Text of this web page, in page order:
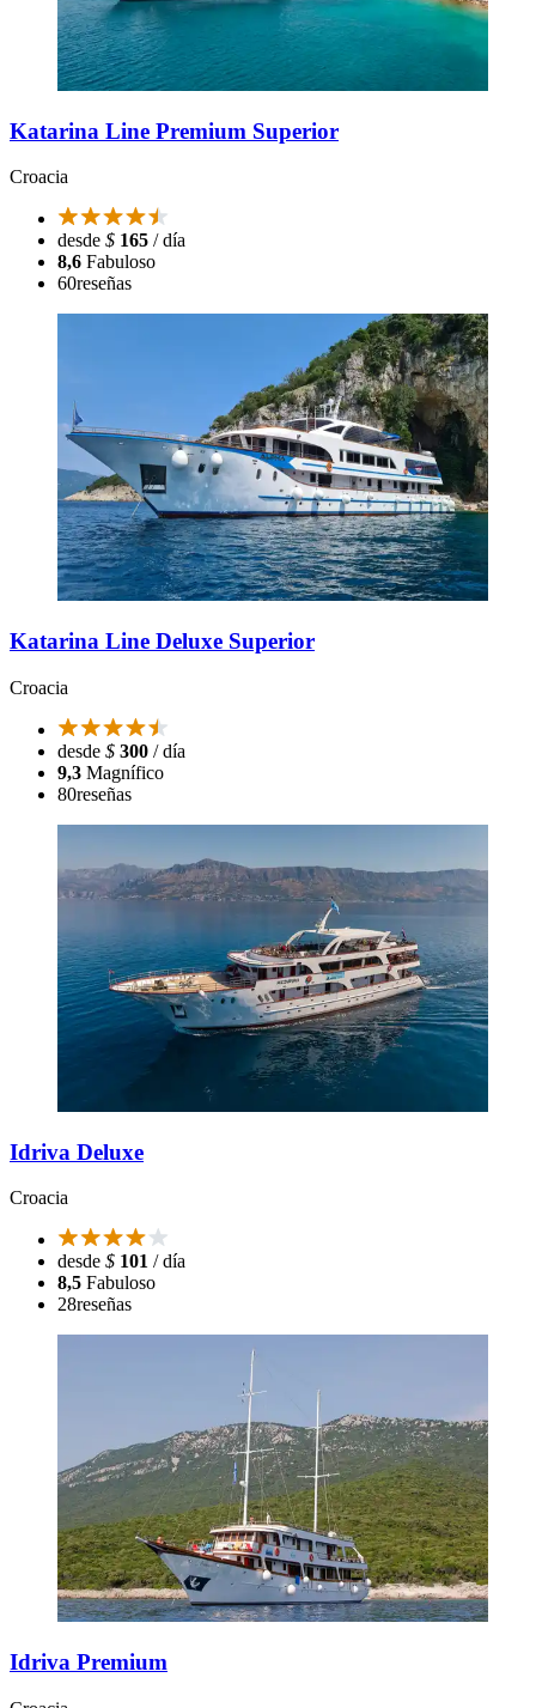
Katarina Line Premium Superior
Croacia
desde $ 165 / día
8,6 Fabuloso
60reseñas
Katarina Line Deluxe Superior
Croacia
desde $ 300 / día
9,3 Magnífico
80reseñas
Idriva Deluxe
Croacia
desde $ 101 / día
8,5 Fabuloso
28reseñas
Idriva Premium